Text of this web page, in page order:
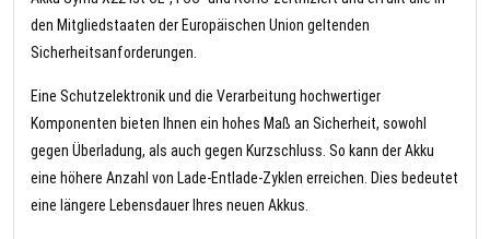
den Mitgliedstaaten der Europäischen Union geltenden
Sicherheitsanforderungen.
Eine Schutzelektronik und die Verarbeitung hochwertiger
Komponenten bieten Ihnen ein hohes Maß an Sicherheit, sowohl
gegen Überladung, als auch gegen Kurzschluss. So kann der Akku
eine höhere Anzahl von Lade-Entlade-Zyklen erreichen. Dies bedeutet
eine längere Lebensdauer Ihres neuen Akkus.